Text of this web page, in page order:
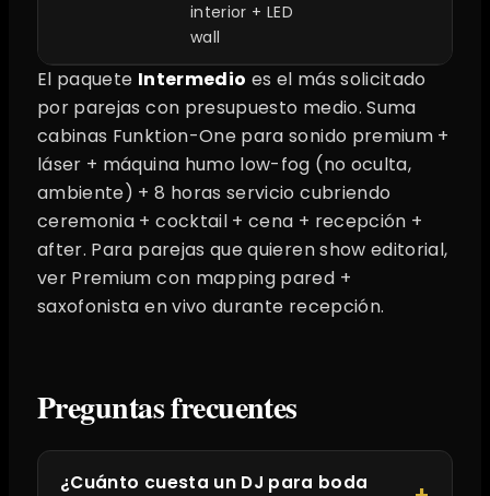
interior + LED
wall
El paquete Intermedio es el más solicitado
por parejas con presupuesto medio. Suma
cabinas Funktion-One para sonido premium +
láser + máquina humo low-fog (no oculta,
ambiente) + 8 horas servicio cubriendo
ceremonia + cocktail + cena + recepción +
after. Para parejas que quieren show editorial,
ver Premium con mapping pared +
saxofonista en vivo durante recepción.
Preguntas frecuentes
¿Cuánto cuesta un DJ para boda